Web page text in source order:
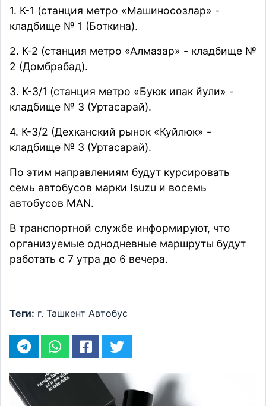
1. К-1 (станция метро «Машиносозлар» -
кладбище № 1 (Боткина).
2. К-2 (станция метро «Алмазар» - кладбище №
2 (Домбрабад).
3. К-3/1 (станция метро «Буюк ипак йули» -
кладбище № 3 (Уртасарай).
4. К-3/2 (Дехканский рынок «Куйлюк» -
кладбище № 3 (Уртасарай).
По этим направлениям будут курсировать
семь автобусов марки Isuzu и восемь
автобусов MAN.
В транспортной службе информируют, что
организуемые однодневные маршруты будут
работать с 7 утра до 6 вечера.
Теги: г. Ташкент Автобус